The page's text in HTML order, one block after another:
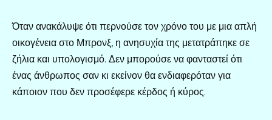
Όταν ανακάλυψε ότι περνούσε τον χρόνο του με μια απλή
οικογένεια στο Μπρονξ, η ανησυχία της μετατράπηκε σε
ζήλια και υπολογισμό. Δεν μπορούσε να φανταστεί ότι
ένας άνθρωπος σαν κι εκείνον θα ενδιαφερόταν για
κάποιον που δεν προσέφερε κέρδος ή κύρος.